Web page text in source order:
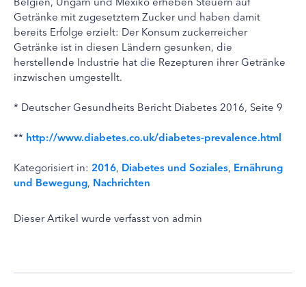
Getränke mit zugesetztem Zucker und haben damit
bereits Erfolge erzielt: Der Konsum zuckerreicher
Getränke ist in diesen Ländern gesunken, die
herstellende Industrie hat die Rezepturen ihrer Getränke
inzwischen umgestellt.
* Deutscher Gesundheits Bericht Diabetes 2016, Seite 9
** http://www.diabetes.co.uk/diabetes-prevalence.html
Kategorisiert in: 2016, Diabetes und Soziales, Ernährung
und Bewegung, Nachrichten
Dieser Artikel wurde verfasst von admin